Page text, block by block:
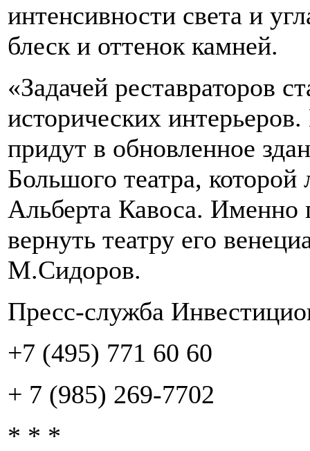
интенсивности света и
блеск и оттенок камней.
«Задачей реставраторов
исторических
придут в обновленное
Большого театра,
Альберта Кавоса. Именно
вернуть театру его
М.Сидоров.
Пресс-служба
+7 (495) 771 60 60
+ 7 (985) 269-7702
* * *